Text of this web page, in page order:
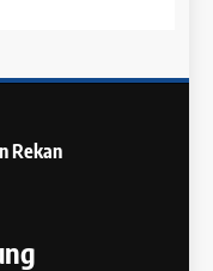
Rekan